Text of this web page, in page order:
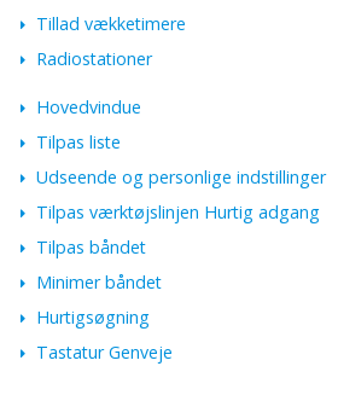
Tillad vækketimere
Radiostationer
Hovedvindue
Tilpas liste
Udseende og personlige indstillinger
Tilpas værktøjslinjen Hurtig adgang
Tilpas båndet
Minimer båndet
Hurtigsøgning
Tastatur Genveje